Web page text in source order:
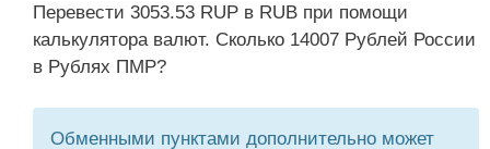
Перевести 3053.53 RUP в RUB при помощи
калькулятора валют. Сколько 14007 Рублей России
в Рублях ПМР?
Обменными пунктами дополнительно может